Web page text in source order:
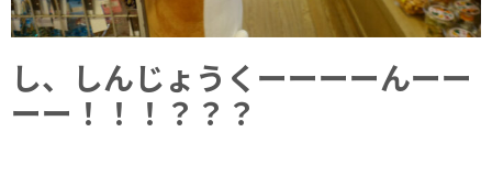
し、しんじょうくーーーーんーー
ーー！！！？？？